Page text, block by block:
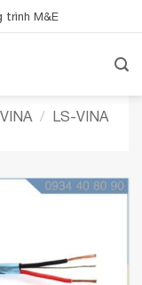
trình M&E
/ LS-VINA